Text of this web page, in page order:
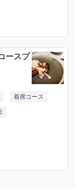
ースプ
着席コース